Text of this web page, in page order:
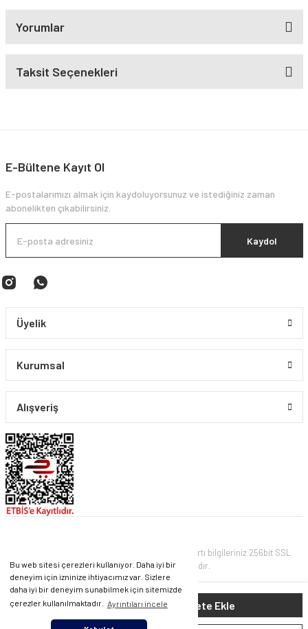
Bu web sitesi çerezleri kullanıyor. Daha iyi bir
deneyim için izninize ihtiyacımız var. Sizlere
daha iyi bir deneyim sunabilmek için sitemizde
çerezler kullanılmaktadır.
Ayrıntıları incele
Yorumlar
Taksit Seçenekleri
137.237 TL Sepete Ekle
E-Bültene Kayıt Ol
E-postalarımızı almak için kaydoluyorsunuz ve istediğiniz zaman
abonelikten çıkabilirsiniz.
Kaydol
Üyelik
Kurumsal
Alışveriş
© PIRLANTA CO. Tüm Hakları Saklıdır. Kredi kartı bilgileriniz 256bit SSL
sertifikası ile korunmaktadır.
ideasoft
e-
ticaret
paketleri
ile